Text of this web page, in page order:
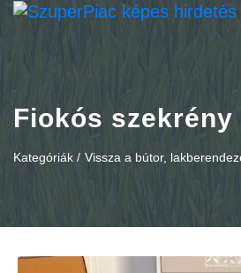
Fiokós szekrény
Kategóriák / Vissza a bútor,